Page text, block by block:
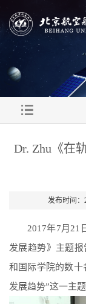
Dr. Zhu《在
发布时间
2017年7月 21
发展趋势》主题
和国际学院的数十
发展趋势”这一主